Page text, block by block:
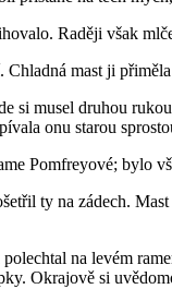
Raději však
mast ji
si musel druhou
onu starou
Pomfreyové; bylo
ty na zádech.
na levém
Okrajově si